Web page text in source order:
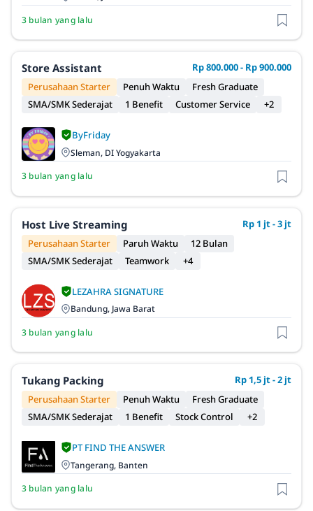
3 bulan yang lalu
Store Assistant
Rp 800.000 - Rp 900.000
Perusahaan Starter
Penuh Waktu
Fresh Graduate
SMA/SMK Sederajat
1 Benefit Customer Service +2
ByFriday
Sleman, DI Yogyakarta
3 bulan yang lalu
Host Live Streaming
Rp 1 jt - 3 jt
Perusahaan Starter
Paruh Waktu
12 Bulan
SMA/SMK Sederajat
Teamwork +4
LEZAHRA SIGNATURE
Bandung, Jawa Barat
3 bulan yang lalu
Tukang Packing
Rp 1,5 jt - 2 jt
Perusahaan Starter
Penuh Waktu
Fresh Graduate
SMA/SMK Sederajat
1 Benefit Stock Control +2
PT FIND THE ANSWER
Tangerang, Banten
3 bulan yang lalu